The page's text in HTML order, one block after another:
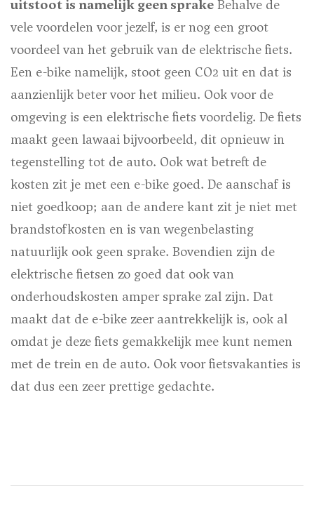
uitstoot is namelijk geen sprake Behalve de
vele voordelen voor jezelf, is er nog een groot
voordeel van het gebruik van de elektrische fiets.
Een e-bike namelijk, stoot geen CO2 uit en dat is
aanzienlijk beter voor het milieu. Ook voor de
omgeving is een elektrische fiets voordelig. De fiets
maakt geen lawaai bijvoorbeeld, dit opnieuw in
tegenstelling tot de auto. Ook wat betreft de
kosten zit je met een e-bike goed. De aanschaf is
niet goedkoop; aan de andere kant zit je niet met
brandstofkosten en is van wegenbelasting
natuurlijk ook geen sprake. Bovendien zijn de
elektrische fietsen zo goed dat ook van
onderhoudskosten amper sprake zal zijn. Dat
maakt dat de e-bike zeer aantrekkelijk is, ook al
omdat je deze fiets gemakkelijk mee kunt nemen
met de trein en de auto. Ook voor fietsvakanties is
dat dus een zeer prettige gedachte.